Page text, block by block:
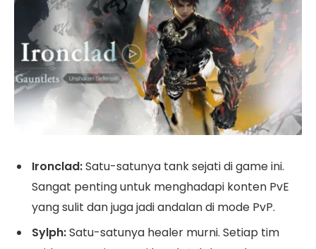
Ironclad:Satu-satunya tank sejati di game ini.
Sangat penting untuk menghadapi konten PvE
yang sulit dan juga jadi andalan di mode PvP.
Sylph:Satu-satunya healer murni. Setiap tim